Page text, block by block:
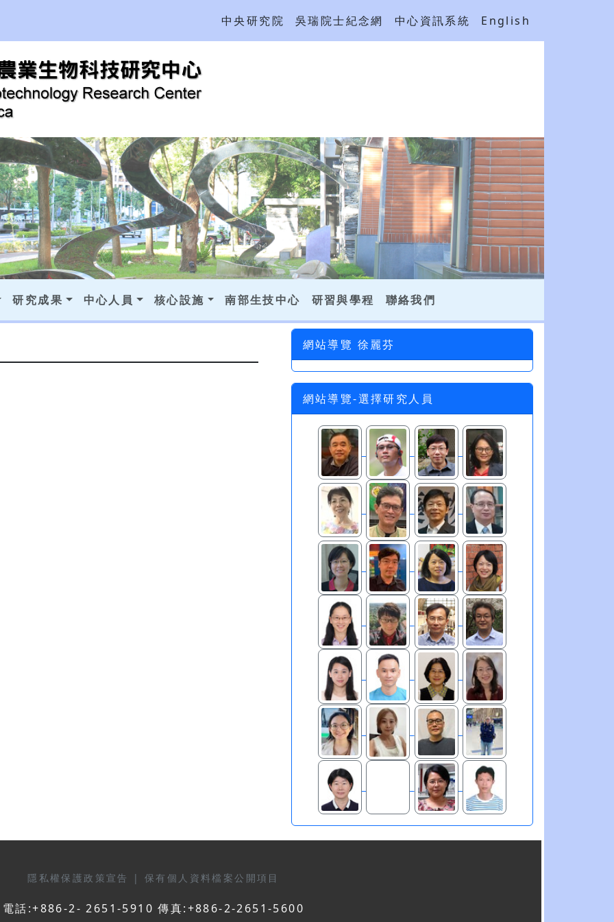
中央研究院 吳瑞院士紀念網 中心資訊系統 English
研究成果 中心人員 核心設施 南部生技中心 研習與學程 聯絡我們
網站導覽 徐麗芬
網站導覽-選擇研究人員
隱私權保護政策宣告 | 保有個人資料檔案公開項目
電話:+886-2- 2651-5910 傳真:+886-2-2651-5600